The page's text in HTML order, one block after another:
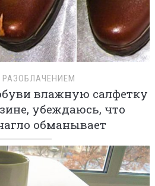
влажную салфетку
убеждаюсь, что
обманывает